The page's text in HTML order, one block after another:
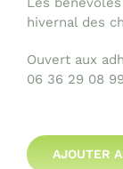
hivernal des
Ouvert aux
06 36 29 08
AJOUTER